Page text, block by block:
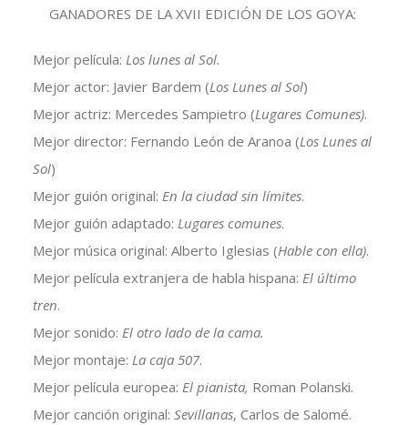
GANADORES DE LA XVII EDICIÓN DE LOS GOYA:
Mejor película: Los lunes al Sol.
Mejor actor: Javier Bardem (Los Lunes al Sol)
Mejor actriz: Mercedes Sampietro (Lugares Comunes).
Mejor director: Fernando León de Aranoa (Los Lunes al
Sol)
Mejor guión original: En la ciudad sin límites.
Mejor guión adaptado: Lugares comunes.
Mejor música original: Alberto Iglesias (Hable con ella).
Mejor película extranjera de habla hispana: El último
tren.
Mejor sonido: El otro lado de la cama.
Mejor montaje: La caja 507.
Mejor película europea: El pianista, Roman Polanski.
Mejor canción original: Sevillanas, Carlos de Salomé.